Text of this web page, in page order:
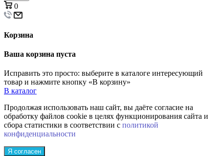
0
Корзина
Ваша корзина пуста
Исправить это просто: выберите в каталоге интересующий
товар и нажмите кнопку «В корзину»
В каталог
Продолжая использовать наш сайт, вы даёте согласие на
обработку файлов cookie в целях функционирования сайта и
сбора статистики в соответствии с политикой
конфиденциальности
Я согласен